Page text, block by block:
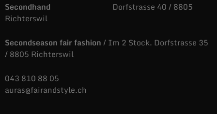
Secondhand Dorfstrasse 40 / 8805
Richterswil
Secondseason fair fashion/ Im 2 Stock. Dorfstrasse 35
/ 8805 Richterswil
043 810 88 05
auras@fairandstyle.ch